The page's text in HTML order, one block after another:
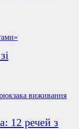
12 речей з